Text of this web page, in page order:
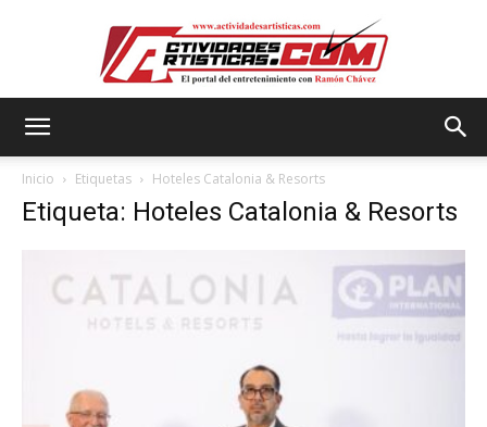
Inicio Etiquetas Hoteles Catalonia & Resorts
Etiqueta: Hoteles Catalonia & Resorts